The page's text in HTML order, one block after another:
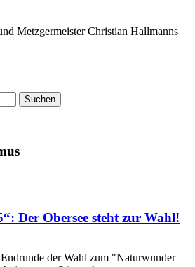
Metzgermeister Christian Hallmanns
Der Obersee steht zur Wahl!
der Wahl zum "Naturwunder